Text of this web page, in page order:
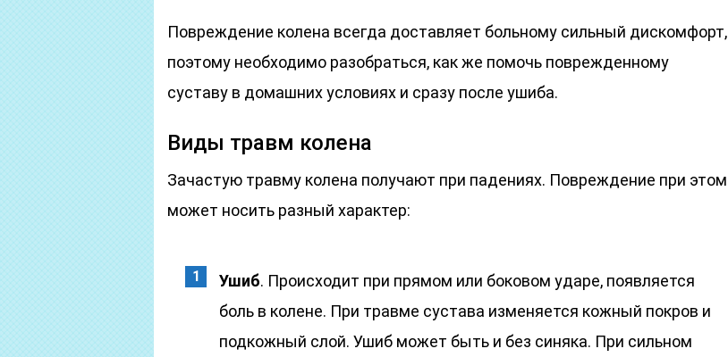
Повреждение колена всегда доставляет больному сильный дискомфорт,
поэтому необходимо разобраться, как же помочь поврежденному
суставу в домашних условиях и сразу после ушиба.
Виды травм колена
Зачастую травму колена получают при падениях. Повреждение при этом
может носить разный характер:
Ушиб. Происходит при прямом или боковом ударе, появляется
боль в колене. При травме сустава изменяется кожный покров и
подкожный слой. Ушиб может быть и без синяка. При сильном